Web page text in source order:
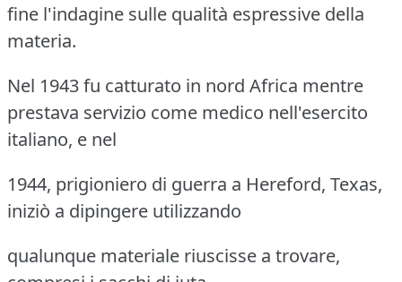
fine l'indagine sulle qualità espressive della
materia.
Nel 1943 fu catturato in nord Africa mentre
prestava servizio come medico nell'esercito
italiano, e nel
1944, prigioniero di guerra a Hereford, Texas,
iniziò a dipingere utilizzando
qualunque materiale riuscisse a trovare,